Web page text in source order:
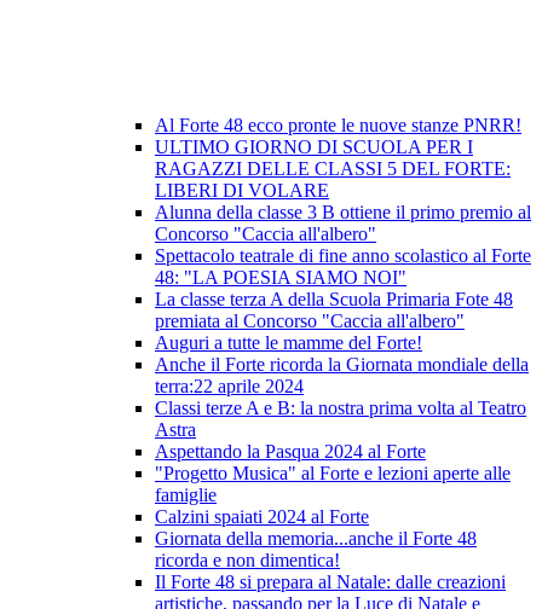
Al Forte 48 ecco pronte le nuove stanze PNRR!
ULTIMO GIORNO DI SCUOLA PER I
RAGAZZI DELLE CLASSI 5 DEL FORTE:
LIBERI DI VOLARE
Alunna della classe 3 B ottiene il primo premio al
Concorso "Caccia all'albero"
Spettacolo teatrale di fine anno scolastico al Forte
48: "LA POESIA SIAMO NOI"
La classe terza A della Scuola Primaria Fote 48
premiata al Concorso "Caccia all'albero"
Auguri a tutte le mamme del Forte!
Anche il Forte ricorda la Giornata mondiale della
terra:22 aprile 2024
Classi terze A e B: la nostra prima volta al Teatro
Astra
Aspettando la Pasqua 2024 al Forte
"Progetto Musica" al Forte e lezioni aperte alle
famiglie
Calzini spaiati 2024 al Forte
Giornata della memoria...anche il Forte 48
ricorda e non dimentica!
Il Forte 48 si prepara al Natale: dalle creazioni
artistiche, passando per la Luce di Natale e